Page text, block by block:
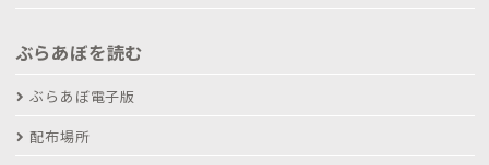
ぶらあぼを読む
ぶらあぼ電子版
配布場所